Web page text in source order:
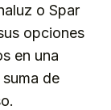
o Spar
opciones
en una
de